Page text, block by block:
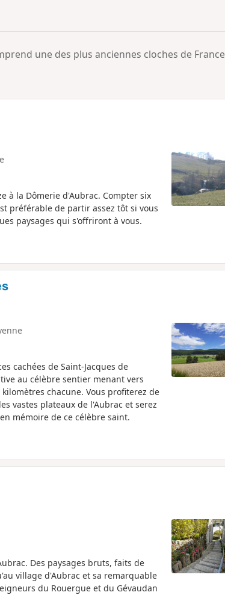
une des plus anciennes cloches de France
à la Dômerie d'Aubrac. Compter six
préférable de partir assez tôt si vous
paysages qui s'offriront à vous.
cachées de Saint-Jacques de
au célèbre sentier menant vers
chacune. Vous profiterez de
vastes plateaux de l'Aubrac et serez
mémoire de ce célèbre saint.
Des paysages bruts, faits de
village d'Aubrac et sa remarquable
du Rouergue et du Gévaudan